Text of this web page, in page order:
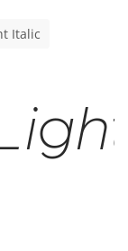
Italic